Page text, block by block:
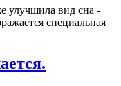
улучшила вид сна -
специальная